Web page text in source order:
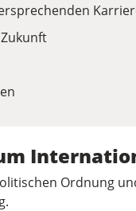
Ordnung